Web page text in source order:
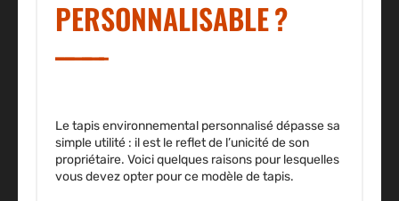
PERSONNALISABLE ?
Le tapis environnemental personnalisé dépasse sa
simple utilité : il est le reflet de l’unicité de son
propriétaire. Voici quelques raisons pour lesquelles
vous devez opter pour ce modèle de tapis.